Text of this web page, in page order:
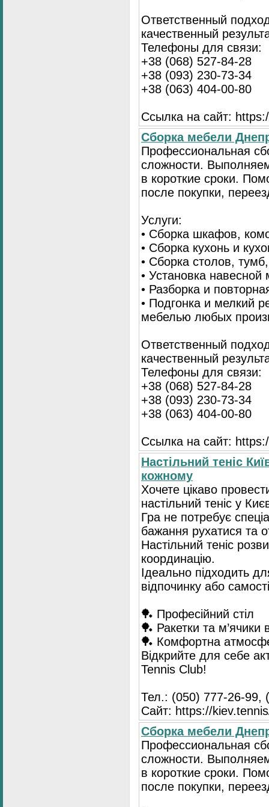
Ответственный
качественный
Телефоны для связи:
+38 (068) 527-84-28
+38 (093) 230-73-34
+38 (063) 404-00-80
Ссылка на сайт:
Сборка мебели
Профессиональная
сложности.
в короткие сроки.
после покупки,
Услуги:
• Сборка шкафов,
• Сборка кухонь и
• Сборка столов,
• Установка
• Разборка и
• Подгонка и мелкий
мебелью любых
Ответственный
качественный
Телефоны для связи:
+38 (068) 527-84-28
+38 (093) 230-73-34
+38 (063) 404-00-80
Ссылка на сайт:
Настільний теніс
кожному
Хочете цікаво
настільний теніс у
Гра не потребує
бажання рухатися та
Настільний теніс
координацію.
Ідеально підходить
відпочинку або
🏓 Професійний стіл
🏓 Ракетки та м’ячики
🏓 Комфортна
Відкрийте для себе
Tennis Club!
Тел.: (050) 777-26-99,
Сайт: https://
Сборка мебели
Профессиональная
сложности.
в короткие сроки.
после покупки,